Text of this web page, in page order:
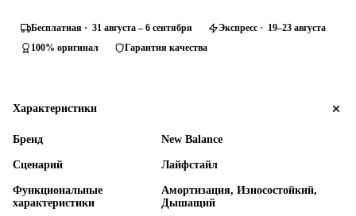
Бесплатная · 31 августа – 6 сентября
Экспресс · 19–23 августа
100% оригинал
Гарантия качества
Характеристики
Бренд New Balance
Сценарий Лайфстайл
Функциональные
характеристики
Амортизация, Износостойкий,
Дышащий